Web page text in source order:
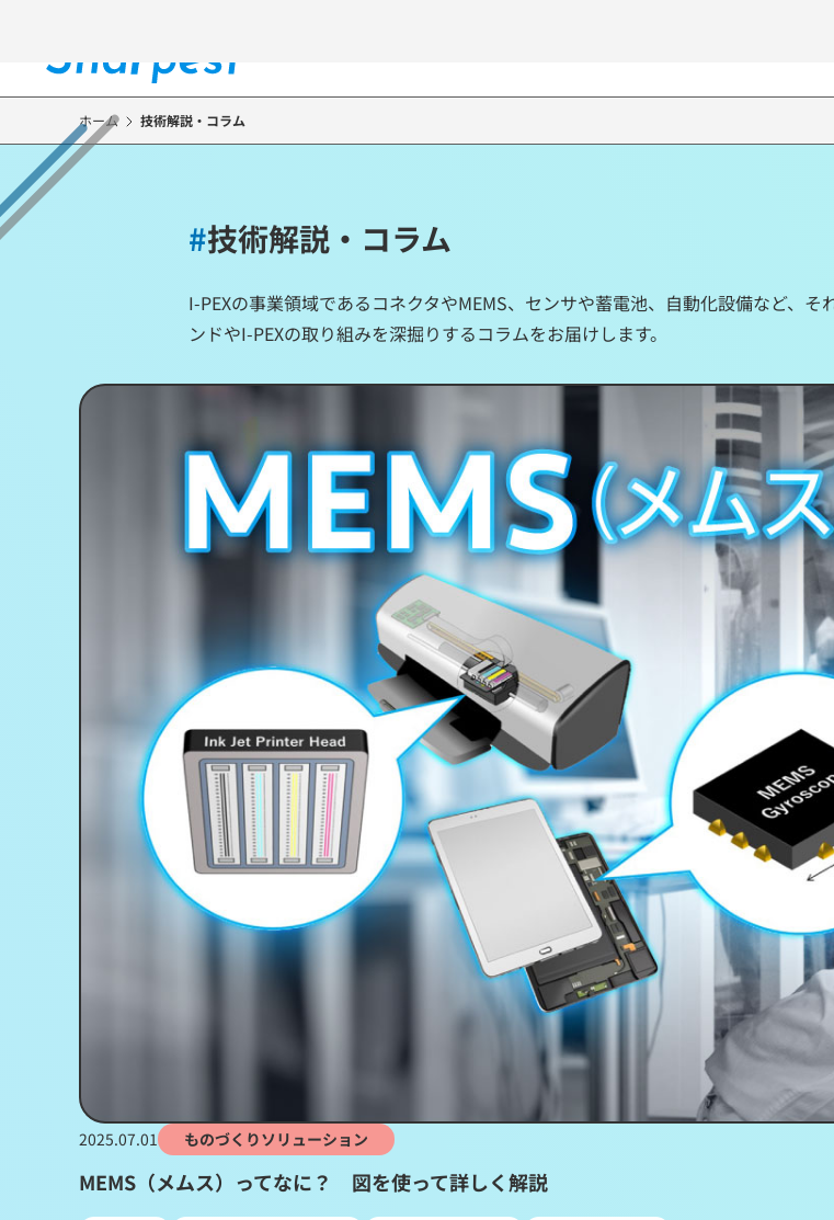
コ
テ
ツ
に
ホーム 技術解説・コラム
#技術解説・コラム
I-PEXの事業領域であるコネクタやMEMS、センサや蓄電池、自動化設備など、
ンドやI-PEXの取り組みを深掘りするコラムをお届けします。
2025.07.01 ものづくりソリューション
MEMS（メムス）ってなに？ 図を使って詳しく解説